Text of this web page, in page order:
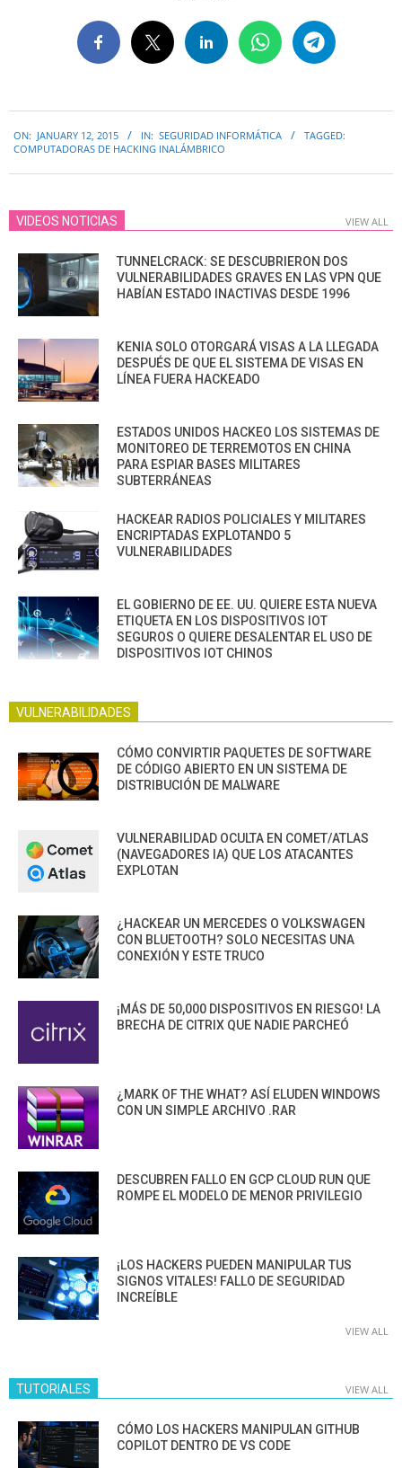
01-
ON: JANUARY 12, 2015 IN: SEGURIDAD INFORMÁTICA
TAGGED:
COMPUTADORAS DE HACKING INALÁMBRICO
VIDEOS NOTICIAS VIEW ALL
TUNNELCRACK: SE DESCUBRIERON DOS
VULNERABILIDADES GRAVES EN LAS VPN QUE
HABÍAN ESTADO INACTIVAS DESDE 1996
KENIA SOLO OTORGARÁ VISAS A LA LLEGADA
DESPUÉS DE QUE EL SISTEMA DE VISAS EN
LÍNEA FUERA HACKEADO
ESTADOS UNIDOS HACKEO LOS SISTEMAS DE
MONITOREO DE TERREMOTOS EN CHINA
PARA ESPIAR BASES MILITARES
SUBTERRÁNEAS
HACKEAR RADIOS POLICIALES Y MILITARES
ENCRIPTADAS EXPLOTANDO 5
VULNERABILIDADES
EL GOBIERNO DE EE. UU. QUIERE ESTA NUEVA
ETIQUETA EN LOS DISPOSITIVOS IOT
SEGUROS O QUIERE DESALENTAR EL USO DE
DISPOSITIVOS IOT CHINOS
VULNERABILIDADES
CÓMO CONVIRTIR PAQUETES DE SOFTWARE
DE CÓDIGO ABIERTO EN UN SISTEMA DE
DISTRIBUCIÓN DE MALWARE
VULNERABILIDAD OCULTA EN COMET/ATLAS
(NAVEGADORES IA) QUE LOS ATACANTES
EXPLOTAN
¿HACKEAR UN MERCEDES O VOLKSWAGEN
CON BLUETOOTH? SOLO NECESITAS UNA
CONEXIÓN Y ESTE TRUCO
¡MÁS DE 50,000 DISPOSITIVOS EN RIESGO! LA
BRECHA DE CITRIX QUE NADIE PARCHEÓ
¿MARK OF THE WHAT? ASÍ ELUDEN WINDOWS
CON UN SIMPLE ARCHIVO .RAR
DESCUBREN FALLO EN GCP CLOUD RUN QUE
ROMPE EL MODELO DE MENOR PRIVILEGIO
¡LOS HACKERS PUEDEN MANIPULAR TUS
SIGNOS VITALES! FALLO DE SEGURIDAD
INCREÍBLE
VIEW ALL
TUTORIALES VIEW ALL
CÓMO LOS HACKERS MANIPULAN GITHUB
COPILOT DENTRO DE VS CODE